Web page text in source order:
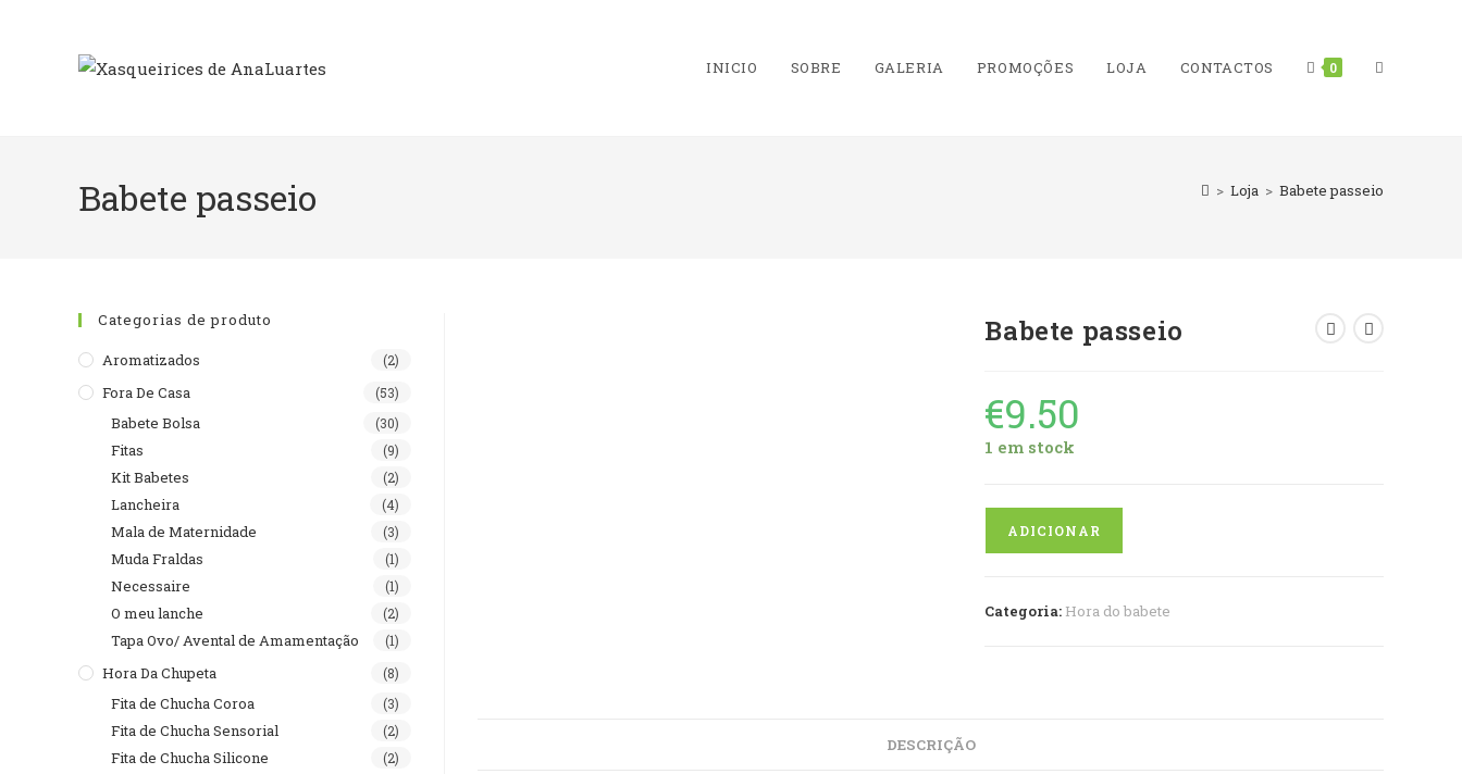
INICIO SOBRE GALERIA PROMOÇÕES LOJA CONTACTOS 0 TOGGLE
Babete passeio > Loja > Babete passeio
Babete passeio
€9.50
1 em stock
ADICIONAR
Categoria: Hora do babete
DESCRIÇÃO
Categorias de produto
Aromatizados (2)
Fora De Casa (53)
Babete Bolsa (30)
Fitas (9)
Kit Babetes (2)
Lancheira (4)
Mala de Maternidade (3)
Muda Fraldas (1)
Necessaire (1)
O meu lanche (2)
Tapa Ovo/ Avental de Amamentação (1)
Hora Da Chupeta (8)
Fita de Chucha Coroa (3)
Fita de Chucha Sensorial (2)
Fita de Chucha Silicone (2)